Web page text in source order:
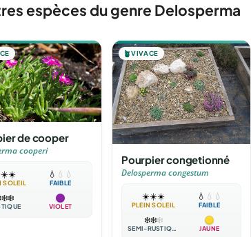
espèces du genre Delosperma
de cooper
cooperi
☀️☀️
SOLEIL
💧 💧 💧
FAIBLE
❄️❄️
VIOLET
🪴VIVACE
Pourpier congetionné
Delosperma congestum
☀️☀️☀️
PLEIN SOLEIL
💧 💧 💧
FAIBLE
❄️❄️❄️
SEMI-RUSTIQUE JAUNE